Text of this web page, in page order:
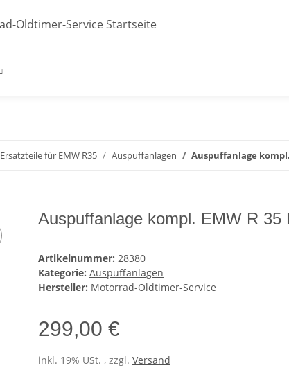
Ersatzteile für EMW R35 Auspuffanlagen Auspuffanlage
Auspuffanlage kompl. EMW R 35
Artikelnummer: 28380
Kategorie: Auspuffanlagen
Hersteller: Motorrad-Oldtimer-Service
299,00 €
inkl. 19% USt. , zzgl. Versand